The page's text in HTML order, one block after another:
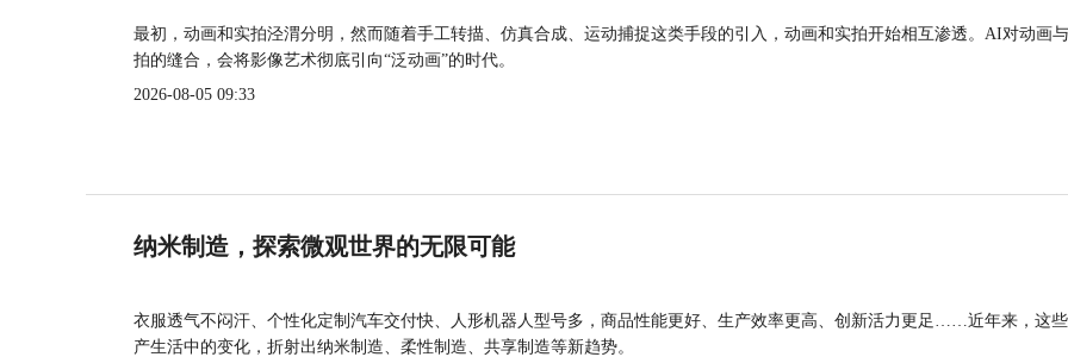
最初，动画和实拍泾渭分明，然而随着手工转描、仿真合成、运动捕捉这类手段的引入，动画和实拍开始相互渗透。AI对动画
拍的缝合，会将影像艺术彻底引向“泛动画”的时代。
2026-08-05 09:33
纳米制造，探索微观世界的无限可能
衣服透气不闷汗、个性化定制汽车交付快、人形机器人型号多，商品性能更好、生产效率更高、创新活力更足……近年来，这
产生活中的变化，折射出纳米制造、柔性制造、共享制造等新趋势。